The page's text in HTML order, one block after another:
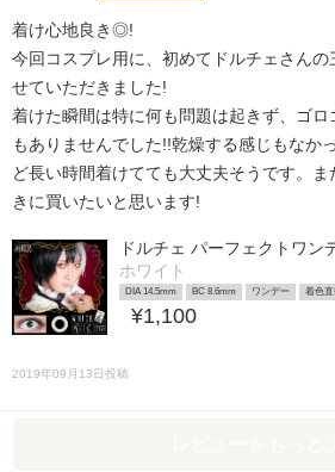
着け心地良き◎!
今回コスプレ用に、初めてドルチェさんの
せていただきました!
着けた瞬間は特に何も問題は起きず、ゴ
もありませんでした!!乾燥する感じもなか
ど長い時間着けてても大丈夫そうです。ま
きに買いたいと思います!
ドルチェ パーフェクトワン
ホワイト
DIA 14.5mm BC 8.6mm ワンデー 着色直
¥1,100
2019年09月13日投稿